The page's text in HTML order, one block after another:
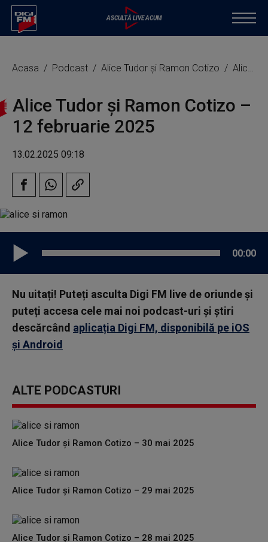
Acasa Podcast Alice Tudor și Ramon Cotizo Alice Tudor și Ramon Cotizo – 12 februarie 2025
Alice Tudor și Ramon Cotizo –
12 februarie 2025
13.02.2025 09:18
00:00
Nu uitați! Puteți asculta Digi FM live de oriunde și
puteți accesa cele mai noi podcast-uri și știri
descărcând aplicația Digi FM, disponibilă pe iOS
și Android
ALTE PODCASTURI
Alice Tudor și Ramon Cotizo – 30 mai 2025
Alice Tudor și Ramon Cotizo – 29 mai 2025
Alice Tudor și Ramon Cotizo – 28 mai 2025